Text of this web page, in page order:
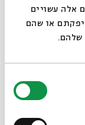
אלה עשויים
או שהם
שלהם.